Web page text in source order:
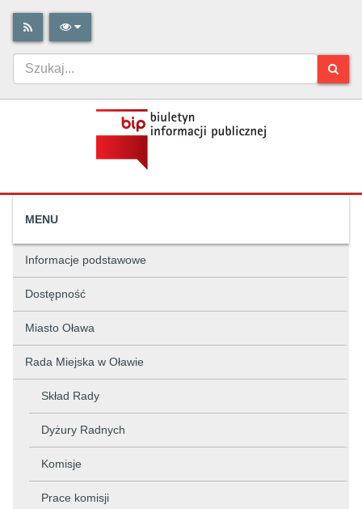
MENU
Informacje podstawowe
Dostępność
Miasto Oława
Rada Miejska w Oławie
Skład Rady
Dyżury Radnych
Komisje
Prace komisji